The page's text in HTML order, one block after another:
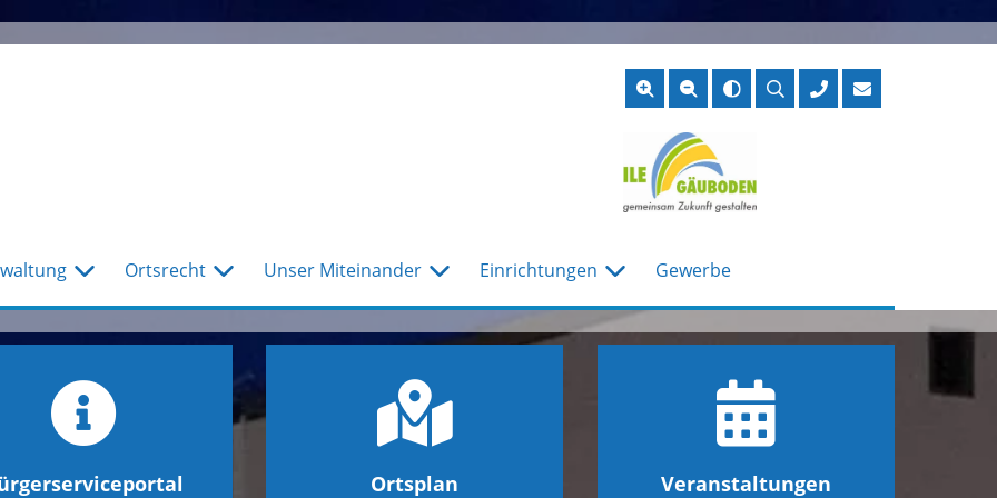
Suche
Ortsrecht Unser Miteinander Einrichtungen Gewerbe
Ortsplan Veranstaltungen